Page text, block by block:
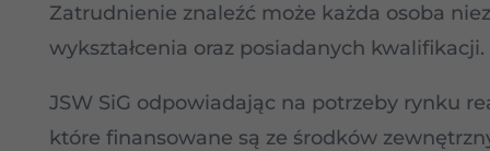
Zatrudnienie znaleźć może każda osoba
wykształcenia oraz posiadanych kwalifikacji.
JSW SiG odpowiadając na potrzeby rynku
które finansowane są ze środków